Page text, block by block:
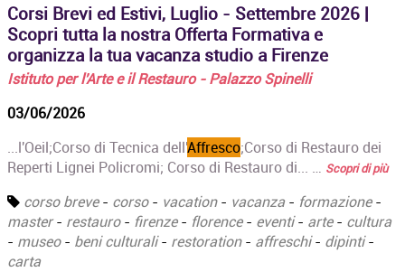
Corsi Brevi ed Estivi, Luglio - Settembre 2026 |
Scopri tutta la nostra Offerta Formativa e
organizza la tua vacanza studio a Firenze
Istituto per l'Arte e il Restauro - Palazzo Spinelli
03/06/2026
...l'Oeil;‍Corso di Tecnica dell'Affresco;Corso di Restauro dei
Reperti Lignei Policromi; Corso di Restauro di... … Scopri di più
corso breve- corso- vacation- vacanza- formazione-
master- restauro- firenze- florence- eventi- arte- cultura
- museo- beni culturali- restoration- affreschi- dipinti-
carta